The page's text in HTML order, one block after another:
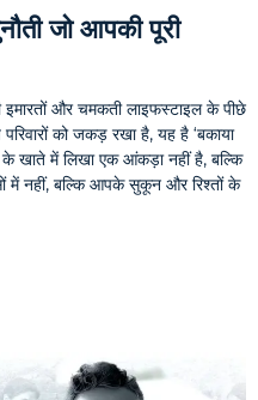
जो आपकी पूरी
और चमकती लाइफस्टाइल के पीछे
को जकड़ रखा है, यह है ‘बकाया
में लिखा एक आंकड़ा नहीं है, बल्कि
में नहीं, बल्कि आपके सुकून और रिश्तों के